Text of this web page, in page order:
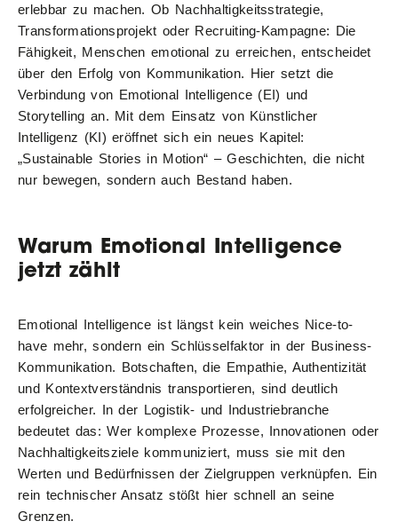
erlebbar zu machen. Ob Nachhaltigkeitsstrategie,
Transformationsprojekt oder Recruiting-Kampagne: Die
Fähigkeit, Menschen emotional zu erreichen, entscheidet
über den Erfolg von Kommunikation. Hier setzt die
Verbindung von Emotional Intelligence (EI) und
Storytelling an. Mit dem Einsatz von Künstlicher
Intelligenz (KI) eröffnet sich ein neues Kapitel:
„Sustainable Stories in Motion“ – Geschichten, die nicht
nur bewegen, sondern auch Bestand haben.
Warum Emotional Intelligence
jetzt zählt
Emotional Intelligence ist längst kein weiches Nice-to-
have mehr, sondern ein Schlüsselfaktor in der Business-
Kommunikation. Botschaften, die Empathie, Authentizität
und Kontextverständnis transportieren, sind deutlich
erfolgreicher. In der Logistik- und Industriebranche
bedeutet das: Wer komplexe Prozesse, Innovationen oder
Nachhaltigkeitsziele kommuniziert, muss sie mit den
Werten und Bedürfnissen der Zielgruppen verknüpfen. Ein
rein technischer Ansatz stößt hier schnell an seine
Grenzen.